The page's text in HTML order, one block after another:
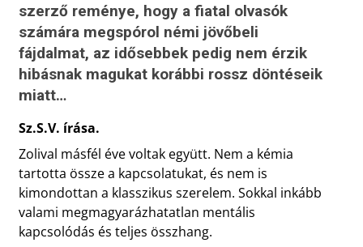
szerző reménye, hogy a fiatal olvasók
számára megspórol némi jövőbeli
fájdalmat, az idősebbek pedig nem érzik
hibásnak magukat korábbi rossz döntéseik
miatt…
Sz.S.V. írása.
Zolival másfél éve voltak együtt. Nem a kémia
tartotta össze a kapcsolatukat, és nem is
kimondottan a klasszikus szerelem. Sokkal inkább
valami megmagyarázhatatlan mentális
kapcsolódás és teljes összhang.